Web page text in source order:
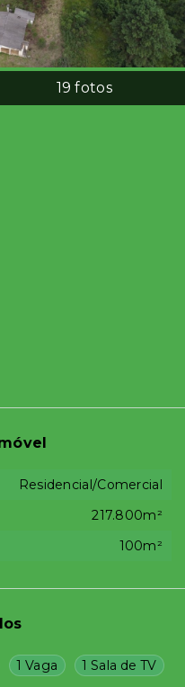
19 fotos
1 Vaga
1 Sala de TV
Residencial/Comercial
217.800m²
100m²